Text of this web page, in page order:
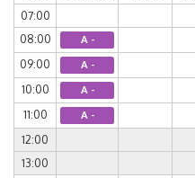
07:00
08:00
A -
09:00 A -
10:00 A -
11:00 A -
12:00
13:00